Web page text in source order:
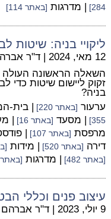
284]
| מדרגות [באתר 114]
ליקויי בניה: שיטות
12 מאי, 2024 | ד"ר
השאלה הראשונה
זקוק ליישום שיטות כדי
בניה?
ערעור [באתר 220] | בית-
355]
| מסעד [באתר 16] |
מרפסת [באתר 107] |
דירה [באתר 520] | מידות
[באתר 482] | מדרגות [באתר 114]
עיצוב פנים וכללי
9 יולי, 2023 | ד"ר אברהם